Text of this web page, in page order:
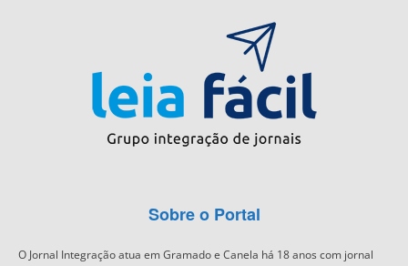
Sobre o Portal
O Jornal Integração atua em Gramado e Canela há 18 anos com jornal